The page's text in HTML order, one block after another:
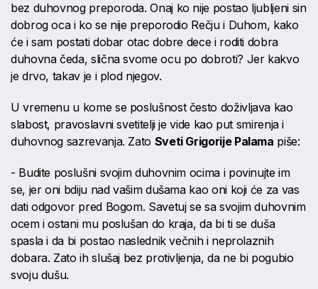
bez duhovnog preporoda. Onaj ko nije postao ljubljeni sin
dobrog oca i ko se nije preporodio Rečju i Duhom, kako
će i sam postati dobar otac dobre dece i roditi dobra
duhovna čeda, slična svome ocu po dobroti? Jer kakvo
je drvo, takav je i plod njegov.
U vremenu u kome se poslušnost često doživljava kao
slabost, pravoslavni svetitelji je vide kao put smirenja i
duhovnog sazrevanja. Zato Sveti Grigorije Palama piše:
- Budite poslušni svojim duhovnim ocima i povinujte im
se, jer oni bdiju nad vašim dušama kao oni koji će za vas
dati odgovor pred Bogom. Savetuj se sa svojim duhovnim
ocem i ostani mu poslušan do kraja, da bi ti se duša
spasla i da bi postao naslednik večnih i neprolaznih
dobara. Zato ih slušaj bez protivljenja, da ne bi pogubio
svoju dušu.